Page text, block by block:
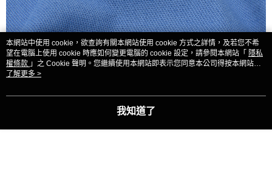
本網站中使用 cookie，欲查詢有關本網站使用 cookie 方式之詳情，及若您不希
望在電腦上使用 cookie 時應如何變更電腦的 cookie 設定，請參閱本網站「 隱私
權條款 」之 Cookie 聲明。您繼續使用本網站即表示您同意本公司得按本網站使
用條款之 Cookie 聲明使用 cookie。
了解更多 >
我知道了